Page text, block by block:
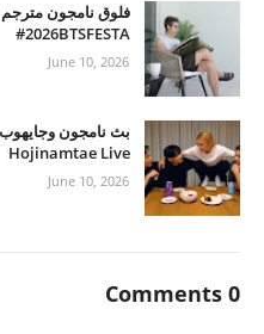
#2026BTSFESTA
June 10, 2026
بث نامجون وجايهوب
Hojinamtae Live
June 10, 2026
0 Comments